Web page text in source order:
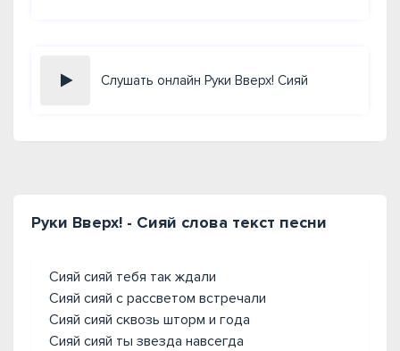
Слушать онлайн Руки Вверх! Сияй
Руки Вверх! - Сияй слова текст песни
Сияй сияй тебя так ждали
Сияй сияй с рассветом встречали
Сияй сияй сквозь шторм и года
Сияй сияй ты звезда навсегда